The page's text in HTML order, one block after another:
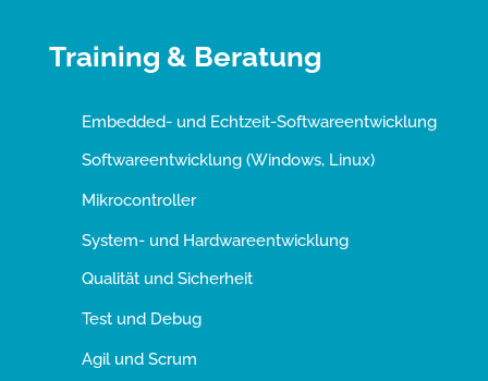
Training & Beratung
Embedded- und Echtzeit-Softwareentwicklung
Softwareentwicklung (Windows, Linux)
Mikrocontroller
System- und Hardwareentwicklung
Qualität und Sicherheit
Test und Debug
Agil und Scrum